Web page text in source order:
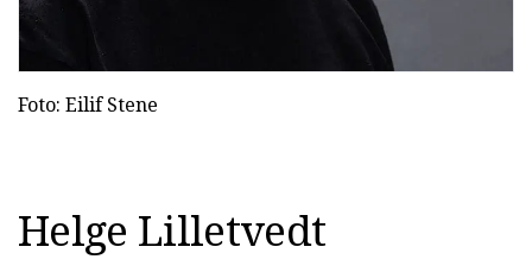
Foto: Eilif Stene
Helge Lilletvedt